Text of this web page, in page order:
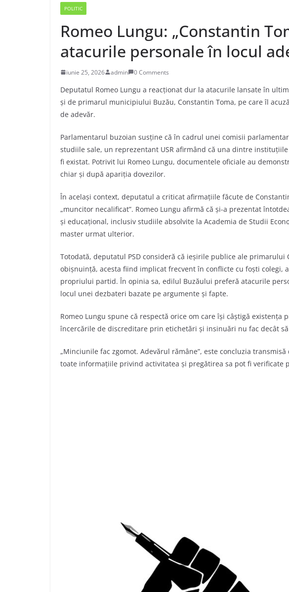
POLITIC
Romeo Lungu: „Constantin
atacurile personale în locul
iunie 25, 2026 admin 0 Comments
Deputatul Romeo Lungu a reacționat dur la atacurile lansate în
și de primarul municipiului Buzău, Constantin Toma, pe care îl
de adevăr.
Parlamentarul buzoian susține că în cadrul unei comisii
studiile sale, un reprezentant USR afirmând că una dintre
fi existat. Potrivit lui Romeo Lungu, documentele oficiale au
chiar și după apariția dovezilor.
În același context, deputatul a criticat afirmațiile făcute de
„muncitor necalificat”. Romeo Lungu afirmă că și-a prezentat
și educațional, inclusiv studiile absolvite la Academia de Studii
master urmat ulterior.
Totodată, deputatul PSD consideră că ieșirile publice ale primarului
obișnuință, acesta fiind implicat frecvent în conflicte cu foști colegi,
propriului partid. În opinia sa, edilul Buzăului preferă atacurile
locul unei dezbateri bazate pe argumente și fapte.
Romeo Lungu spune că respectă orice om care își câștigă existența
încercările de discreditare prin etichetări și insinuări nu fac decât
„Minciunile fac zgomot. Adevărul rămâne”, este concluzia
toate informațiile privind activitatea și pregătirea sa pot fi verificate